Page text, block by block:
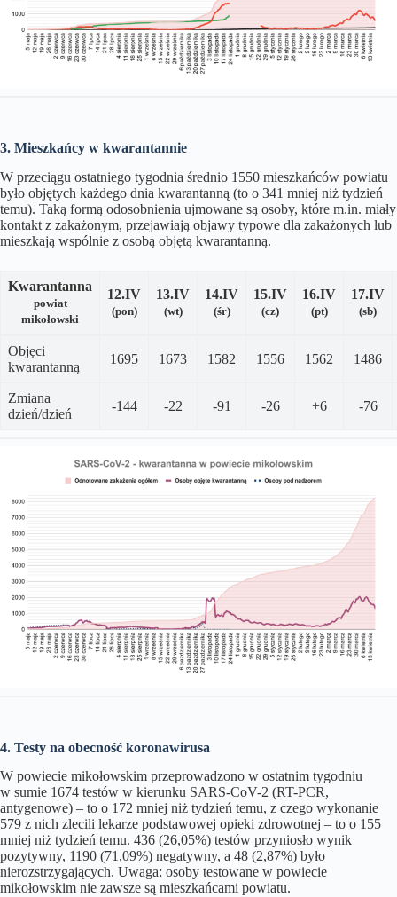
3. Mieszkańcy w kwarantannie
W przeciągu ostatniego tygodnia średnio 1550 mieszkańców powiatu
było objętych każdego dnia kwarantanną (to o 341 mniej niż tydzień
temu). Taką formą odosobnienia ujmowane są osoby, które m.in. miały
kontakt z zakażonym, przejawiają objawy typowe dla zakażonych lub
mieszkają wspólnie z osobą objętą kwarantanną.
Kwarantanna
powiat
mikołowski
12.IV
(pon)
13.IV
(wt)
14.IV
(śr)
15.IV
(cz)
16.IV
(pt)
17.IV
(sb)
Objęci
kwarantanną
1695 1673 1582 1556 1562 1486
Zmiana
dzień/dzień
-144 -22 -91 -26 +6 -76
4. Testy na obecność koronawirusa
W powiecie mikołowskim przeprowadzono w ostatnim tygodniu
w sumie 1674 testów w kierunku SARS-CoV-2 (RT-PCR,
antygenowe) – to o 172 mniej niż tydzień temu, z czego wykonanie
579 z nich zlecili lekarze podstawowej opieki zdrowotnej – to o 155
mniej niż tydzień temu. 436 (26,05%) testów przyniosło wynik
pozytywny, 1190 (71,09%) negatywny, a 48 (2,87%) było
nierozstrzygających. Uwaga: osoby testowane w powiecie
mikołowskim nie zawsze są mieszkańcami powiatu.